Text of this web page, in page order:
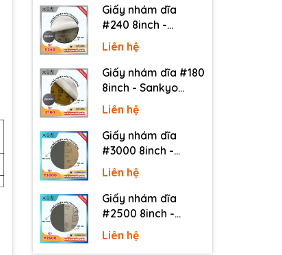
Giấy nhám dĩa
#240 8inch -
Sankyo (Nhật) - Có
keo (PSA)
Liên hệ
Giấy nhám dĩa #180
8inch - Sankyo
(Nhật) - Có keo
(PSA)
Liên hệ
Giấy nhám dĩa
#3000 8inch -
Sankyo (Nhật) -
Không keo
Liên hệ
Giấy nhám dĩa
#2500 8inch -
Sankyo (Nhật) -
Không keo
Liên hệ